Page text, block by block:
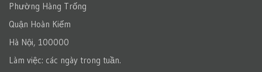
Phường Hàng Trống
Quận Hoàn Kiếm
Hà Nội, 100000
Làm việc: các ngày trong tuần.